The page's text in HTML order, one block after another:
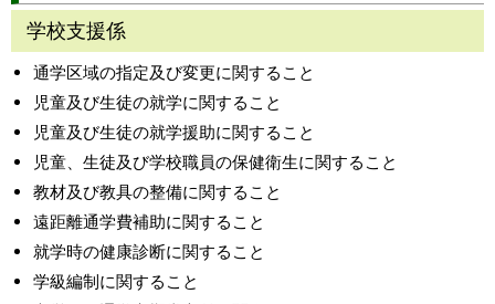
学校支援係
通学区域の指定及び変更に関すること
児童及び生徒の就学に関すること
児童及び生徒の就学援助に関すること
児童、生徒及び学校職員の保健衛生に関すること
教材及び教具の整備に関すること
遠距離通学費補助に関すること
就学時の健康診断に関すること
学級編制に関すること